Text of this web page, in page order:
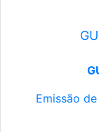
Emissão